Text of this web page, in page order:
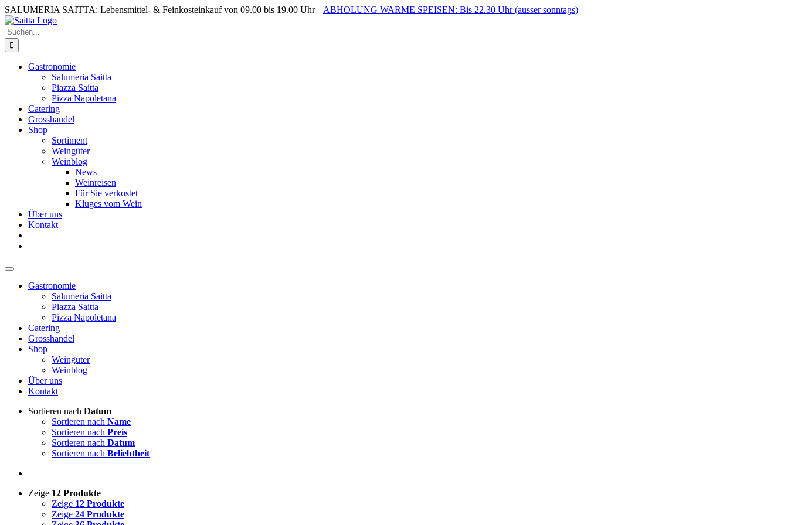
Zum
Inhalt
springen
SALUMERIA SAITTA: Lebensmittel- & Feinkosteinkauf von 09.00 bis 19.00 Uhr | |ABHOLUNG WARME SPEISEN: Bis 22.30 Uhr (ausser sonntags)
Suche
nach:
Gastronomie
Salumeria Saitta
Piazza Saitta
Pizza Napoletana
Catering
Grosshandel
Shop
Sortiment
Weingüter
Weinblog
News
Weinreisen
Für Sie verkostet
Kluges vom Wein
Über uns
Kontakt
Gastronomie
Salumeria Saitta
Piazza Saitta
Pizza Napoletana
Catering
Grosshandel
Shop
Weingüter
Weinblog
Über uns
Kontakt
Sortieren nach Datum
Sortieren nach Name
Sortieren nach Preis
Sortieren nach Datum
Sortieren nach Beliebtheit
Zeige 12 Produkte
Zeige 12 Produkte
Zeige 24 Produkte